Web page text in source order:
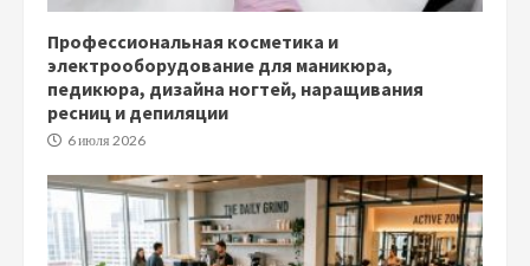
Профессиональная косметика и
электрооборудование для маникюра,
педикюра, дизайна ногтей, наращивания
ресниц и депиляции
6 июля 2026